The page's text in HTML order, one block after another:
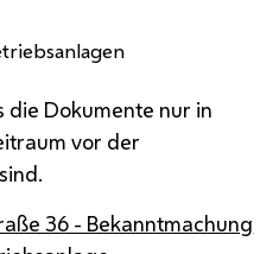
die Dokumente nur in
vor der
36 - Bekanntmachung